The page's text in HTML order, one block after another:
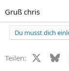
Gruß chris
Du musst dich
Teilen: X